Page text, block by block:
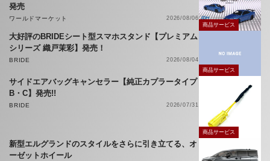
発売
ワールドマーケット
2026/08/06
商品サービス
大好評のBRIDEシート型スマホスタンド【プレミアム
シリーズ 織戸茉彩】発売！
BRIDE
2026/08/04
商品サービス
サイドエアバッグキャンセラー【純正カプラータイプ
B・C】発売!!
BRIDE 2026/07/31
商品サービス
新型エルグランドのスタイルをさらに引き立てる、オ
ーゼットホイール